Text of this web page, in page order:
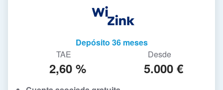
Depósito 36 meses
TAE
2,60 %
Desde
5.000 €